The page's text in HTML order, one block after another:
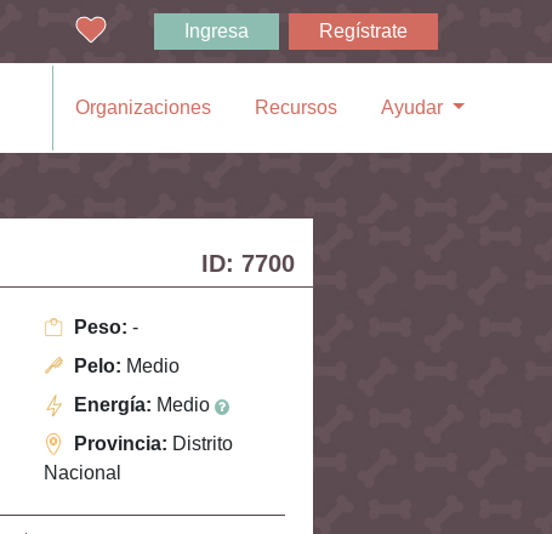
Ingresa Regístrate
Organizaciones Recursos Ayudar
ID: 7700
Peso: -
Pelo: Medio
Energía: Medio
Provincia: Distrito
Nacional